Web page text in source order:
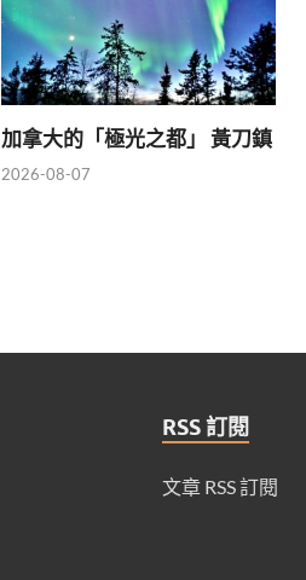
加拿大的「極光之都」 黃刀鎮
2026-08-07
RSS 訂閱
文章 RSS 訂閱